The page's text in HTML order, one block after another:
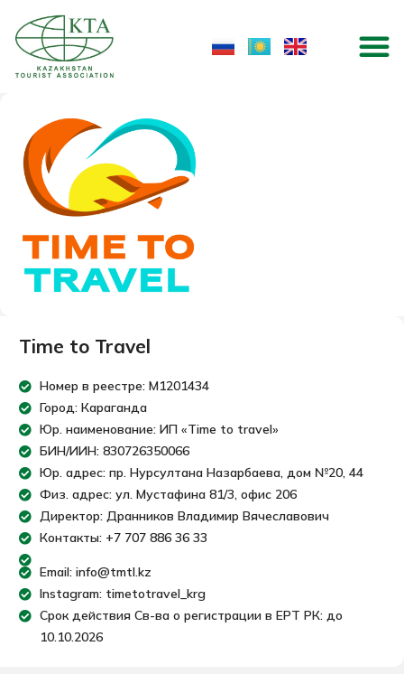
содержимому
Time to Travel
Номер в реестре: M1201434
Город: Караганда
Юр. наименование: ИП «Time to travel»
БИН/ИИН: 830726350066
Юр. адрес: пр. Нурсултана Назарбаева, дом №20, 44
Физ. адрес: ул. Мустафина 81/3, офис 206
Директор: Дранников Владимир Вячеславович
Контакты: +7 707 886 36 33
Email: info@tmtl.kz
Instagram: timetotravel_krg
Срок действия Св-ва о регистрации в ЕРТ РК: до
10.10.2026